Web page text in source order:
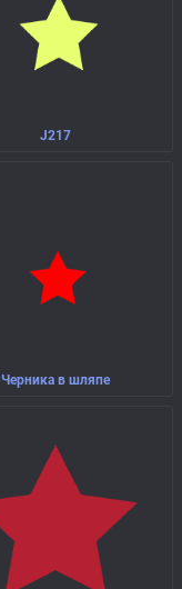
J217
Черника в шляпе